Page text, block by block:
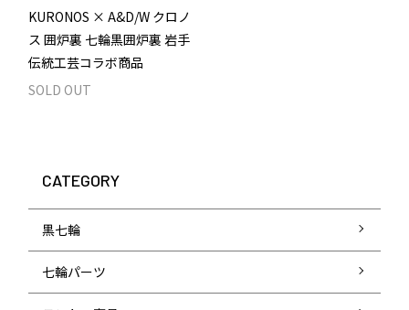
KURONOS × A&D/W クロノ
ス 囲炉裏 七輪黒囲炉裏 岩手
伝統工芸コラボ商品
SOLD OUT
CATEGORY
黒七輪
七輪パーツ